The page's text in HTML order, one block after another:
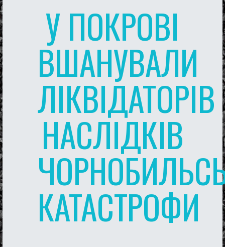
У ПОКРОВІ
ВШАНУВАЛИ
ЛІКВІДАТОРІВ
НАСЛІДКІВ
КАТАСТРОФИ